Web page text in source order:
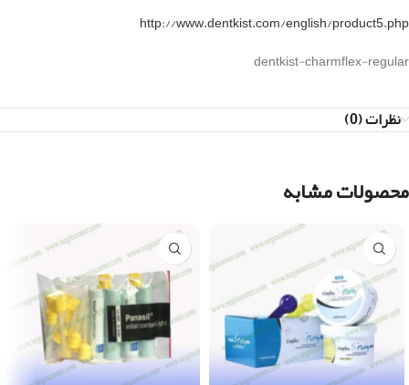
http://www.dentkist.com/english/product5.php
dentkist-charmflex-regular
نظرات (0)
محصولات مشابه